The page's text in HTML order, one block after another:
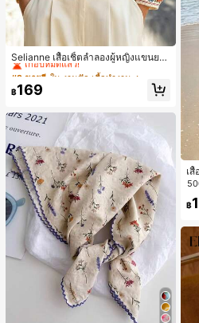
Selianne เสื้อเชิ้ตลำลองผู้หญิงแขนยา
ว คอวีเว้า ลายดอกไม้
#2 ขายดี
ใน งานปัก เสื้อทำงาน
เกือบหมดแล้ว!
#2 ขายดี ใน งานปัก เสื้อทำงาน
เกือบหมดแล้ว!
#2 ขายดี ใน งานปัก เสื้อทำงาน
เกือบหมดแล้ว!
#2 ขายดี
เกือบหมดแล้ว!
฿169
เ
พ
฿